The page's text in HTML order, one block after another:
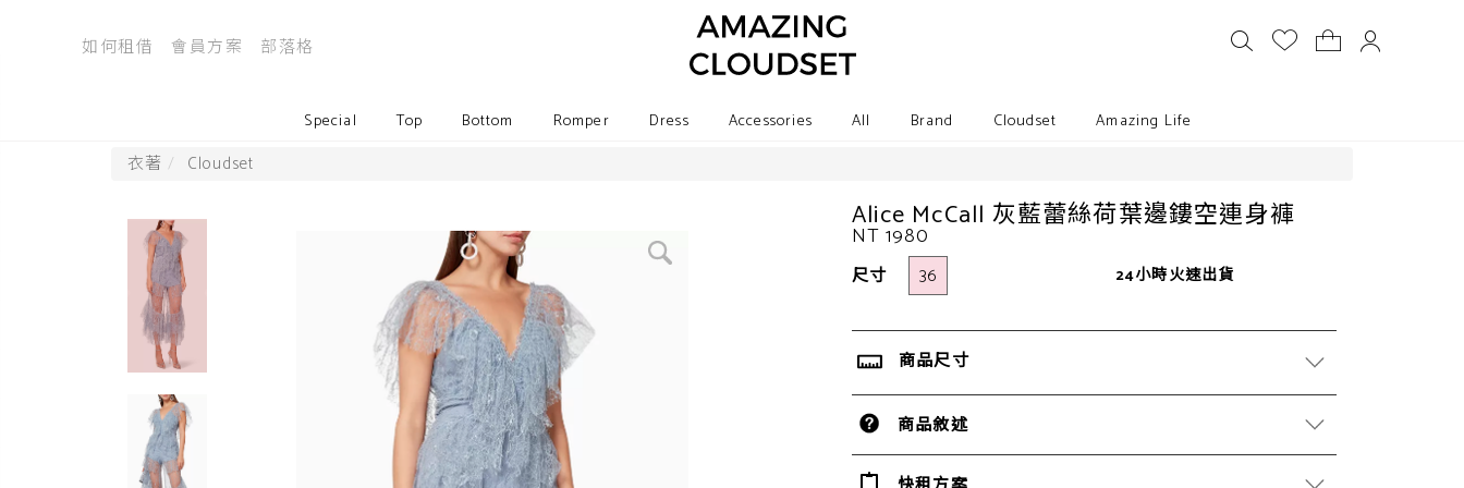
如何租借 會員方案 部落格
Special Top Bottom Romper Dress Accessories All Brand Cloudset Amazing Life
衣著 Cloudset
Alice McCall 灰藍蕾絲荷葉邊鏤空連身褲
NT 1980
尺寸 36 24小時火速出貨
商品尺寸
商品敘述